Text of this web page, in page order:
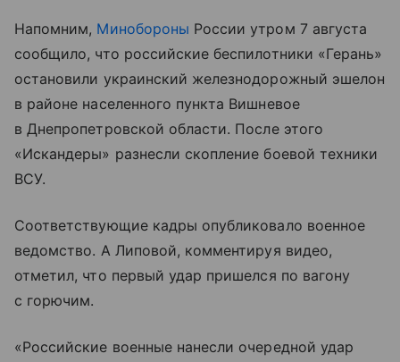
Напомним, Минобороны России утром 7 августа
сообщило, что российские беспилотники «Герань»
остановили украинский железнодорожный эшелон
в районе населенного пункта Вишневое
в Днепропетровской области. После этого
«Искандеры» разнесли скопление боевой техники
ВСУ.
Соответствующие кадры опубликовало военное
ведомство. А Липовой, комментируя видео,
отметил, что первый удар пришелся по вагону
с горючим.
«Российские военные нанесли очередной удар